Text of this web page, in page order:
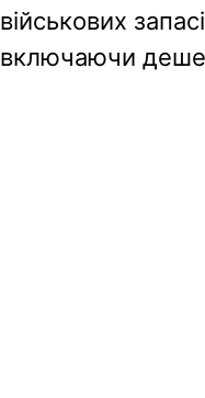
військових
включаючи